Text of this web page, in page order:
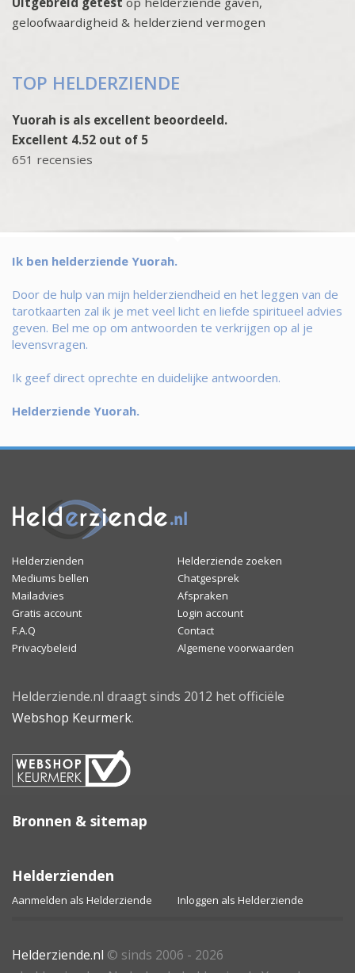
geloofwaardigheid & helderziend vermogen
TOP HELDERZIENDE
Yuorah is als excellent beoordeeld.
Excellent 4.52 out of 5
651 recensies
Ik ben helderziende Yuorah.
Door de hulp van mijn helderziendheid en het leggen van de
tarotkaarten zal ik je met veel licht en liefde spiritueel advies
geven. Bel me op om antwoorden te verkrijgen op al je
levensvragen.
Ik geef direct oprechte en duidelijke antwoorden.
Helderziende Yuorah.
Helderzienden
Helderziende zoeken
Mediums bellen
Chatgesprek
Mailadvies
Afspraken
Gratis account
Login account
F.A.Q
Contact
Privacybeleid
Algemene voorwaarden
Helderziende.nl draagt sinds 2012 het officiële
Webshop Keurmerk.
Bronnen & sitemap
Helderzienden
Aanmelden als Helderziende Inloggen als Helderziende
Helderziende.nl © sinds 2006 - 2026